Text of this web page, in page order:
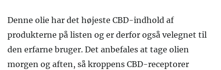
Denne olie har det højeste CBD-indhold af
produkterne på listen og er derfor også velegnet til
den erfarne bruger. Det anbefales at tage olien
morgen og aften, så kroppens CBD-receptorer